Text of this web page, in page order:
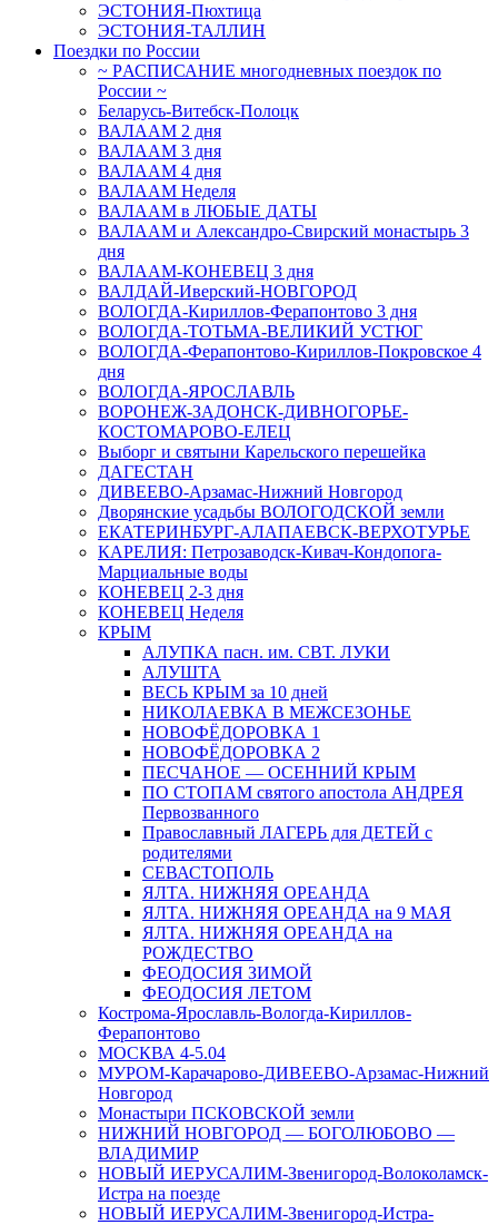
ЭСТОНИЯ-Пюхтица
ЭСТОНИЯ-ТАЛЛИН
Поездки по России
~ PАСПИСАНИЕ многодневных поездок по
России ~
Беларусь-Витебск-Полоцк
ВАЛААМ 2 дня
ВАЛААМ 3 дня
ВАЛААМ 4 дня
ВАЛААМ Неделя
ВАЛААМ в ЛЮБЫЕ ДАТЫ
ВАЛААМ и Александро-Свирский монастырь 3
дня
ВАЛААМ-КОНЕВЕЦ 3 дня
ВАЛДАЙ-Иверский-НОВГОРОД
ВОЛОГДА-Кириллов-Ферапонтово 3 дня
ВОЛОГДА-ТОТЬМА-ВЕЛИКИЙ УСТЮГ
ВОЛОГДА-Ферапонтово-Кириллов-Покровское 4
дня
ВОЛОГДА-ЯРОСЛАВЛЬ
ВОРОНЕЖ-ЗАДОНСК-ДИВНОГОРЬЕ-
КОСТОМАРОВО-ЕЛЕЦ
Выборг и святыни Карельского перешейка
ДАГЕСТАН
ДИВЕЕВО-Арзамас-Нижний Новгород
Дворянские усадьбы ВОЛОГОДСКОЙ земли
ЕКАТЕРИНБУРГ-АЛАПАЕВСК-ВЕРХОТУРЬЕ
КАРЕЛИЯ: Петрозаводск-Кивач-Кондопога-
Марциальные воды
КОНЕВЕЦ 2-3 дня
КОНЕВЕЦ Неделя
КРЫМ
АЛУПКА пасн. им. СВТ. ЛУКИ
АЛУШТА
ВЕСЬ КРЫМ за 10 дней
НИКОЛАЕВКА В МЕЖСЕЗОНЬЕ
НОВОФЁДОРОВКА 1
НОВОФЁДОРОВКА 2
ПЕСЧАНОЕ — ОСЕННИЙ КРЫМ
ПО СТОПАМ святого апостола АНДРЕЯ
Первозванного
Православный ЛАГЕРЬ для ДЕТЕЙ с
родителями
СЕВАСТОПОЛЬ
ЯЛТА. НИЖНЯЯ ОРЕАНДА
ЯЛТА. НИЖНЯЯ ОРЕАНДА на 9 МАЯ
ЯЛТА. НИЖНЯЯ ОРЕАНДА на
РОЖДЕСТВО
ФЕОДОСИЯ ЗИМОЙ
ФЕОДОСИЯ ЛЕТОМ
Кострома-Ярославль-Вологда-Кириллов-
Ферапонтово
МОСКВА 4-5.04
МУРОМ-Карачарово-ДИВЕЕВО-Арзамас-Нижний
Новгород
Монастыри ПСКОВСКОЙ земли
НИЖНИЙ НОВГОРОД — БОГОЛЮБОВО —
ВЛАДИМИР
НОВЫЙ ИЕРУСАЛИМ-Звенигород-Волоколамск-
Истра на поезде
НОВЫЙ ИЕРУСАЛИМ-Звенигород-Истра-